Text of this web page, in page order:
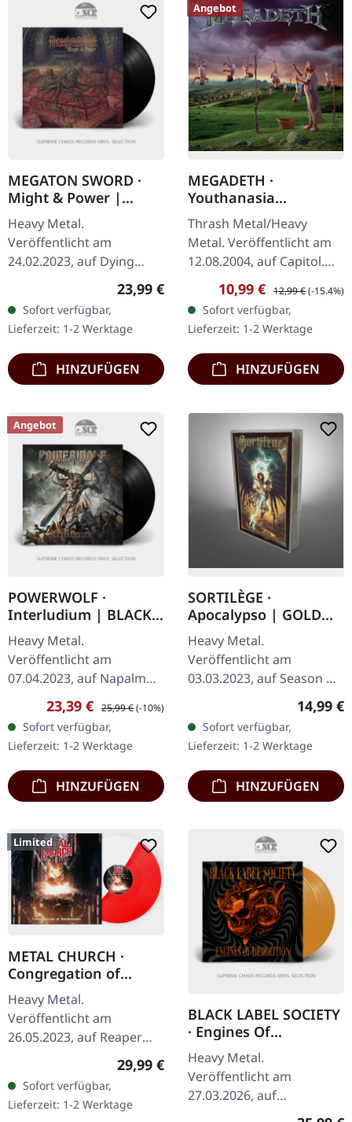
MEGATON SWORD ·
Might & Power |
BLACK LP
Heavy Metal.
Veröffentlicht am
24.02.2023, auf Dying
Victims Productions.
Schwarzes Vinyl mit
Insert, Sticker, Postkarte
und Download-Code.
Seit…
Regulärer Preis:
23,99 €
Sofort verfügbar,
Lieferzeit: 1-2 Werktage
HINZUFÜGEN
Angebot
MEGADETH ·
Youthanasia
(Remastered) | CD
Thrash Metal/Heavy
Metal. Veröffentlicht am
12.08.2004, auf Capitol.
CD im Jewelcase mit
umfangreichem Booklet
und 4 Bonus-Tracks.
Megadeths sechstes…
Verkaufspreis:
10,99 € Regulärer Preis:
12,99 €(-15.4%)
Sofort verfügbar,
Lieferzeit: 1-2 Werktage
HINZUFÜGEN
Angebot
POWERWOLF ·
Interludium | BLACK
LP
Heavy Metal.
Veröffentlicht am
07.04.2023, auf Napalm
Records. Schwarzes Vinyl
im Gatefold-Cover mit
Insert, Poster.
"Interludium" markiert
ein…
Verkaufspreis:
23,39 € Regulärer Preis:
25,99 €(-10%)
Sofort verfügbar,
Lieferzeit: 1-2 Werktage
HINZUFÜGEN
SORTILÈGE ·
Apocalypso | GOLD
TAPE
Heavy Metal.
Veröffentlicht am
03.03.2023, auf Season Of
Mist. Goldfarbenes Tape.
"Apocalypso" markiert die
kraftvolle Rückkehr von
Sortilège, der…
14,99 €
Sofort verfügbar,
Lieferzeit: 1-2 Werktage
HINZUFÜGEN
Limited
METAL CHURCH ·
Congregation of
Annihilation |
RED/WHITE LP
Heavy Metal.
Veröffentlicht am
26.05.2023, auf Reaper
Entertainment. Rot-
weißes Vinyl, limitiert auf
500 Stück. Metal Church
kehren mit ihrem…
Regulärer Preis:
29,99 €
Sofort verfügbar,
Lieferzeit: 1-2 Werktage
BLACK LABEL SOCIETY
· Engines Of
Demolition | ORANGE
2LP
Heavy Metal.
Veröffentlicht am
27.03.2026, auf
Spinefarm. Orange